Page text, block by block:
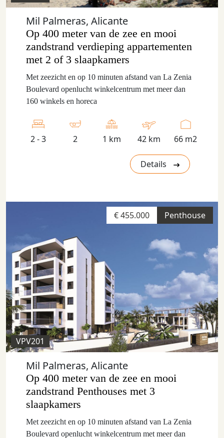
Mil Palmeras, Alicante
Op 400 meter van de zee en mooi
zandstrand verdieping appartementen
met 2 of 3 slaapkamers
Met zeezicht en op 10 minuten afstand van La Zenia
Boulevard openlucht winkelcentrum met meer dan
160 winkels en horeca
2 - 3 2 1 km 42 km 66 m2
Details
Penthouse
€ 455.000
VPV201
Mil Palmeras, Alicante
Op 400 meter van de zee en mooi
zandstrand Penthouses met 3
slaapkamers
Met zeezicht en op 10 minuten afstand van La Zenia
Boulevard openlucht winkelcentrum met meer dan